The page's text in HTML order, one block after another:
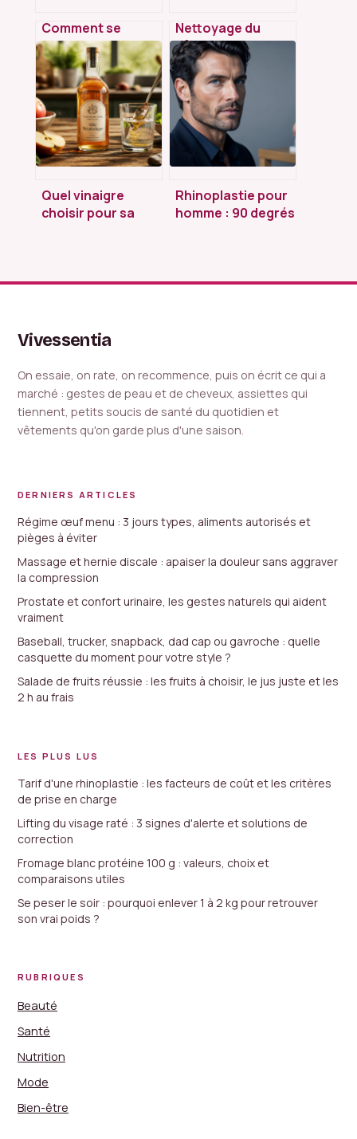
Comment se
casser le bras : ce
qu’il faut vraiment
savoir et éviter
Nettoyage du
côlon et perte de
poids : réalité
physiologique ou
illusion minceur ?
Quel vinaigre
choisir pour sa
tromper
Rhinoplastie pour
homme : 90 degrés
Vivessentia
On essaie, on rate, on recommence, puis on écrit ce qui a
marché : gestes de peau et de cheveux, assiettes qui
tiennent, petits soucis de santé du quotidien et
vêtements qu'on garde plus d'une saison.
DERNIERS ARTICLES
Régime œuf menu : 3 jours types, aliments autorisés et
pièges à éviter
Massage et hernie discale : apaiser la douleur sans aggraver
la compression
Prostate et confort urinaire, les gestes naturels qui aident
vraiment
Baseball, trucker, snapback, dad cap ou gavroche : quelle
casquette du moment pour votre style ?
Salade de fruits réussie : les fruits à choisir, le jus juste et les
2 h au frais
LES PLUS LUS
Tarif d'une rhinoplastie : les facteurs de coût et les critères
de prise en charge
Lifting du visage raté : 3 signes d'alerte et solutions de
correction
Fromage blanc protéine 100 g : valeurs, choix et
comparaisons utiles
Se peser le soir : pourquoi enlever 1 à 2 kg pour retrouver
son vrai poids ?
RUBRIQUES
Beauté
Santé
Nutrition
Mode
Bien-être